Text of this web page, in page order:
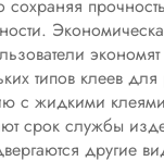
экономят
типов клеев
с жидкими
срок службы
другие